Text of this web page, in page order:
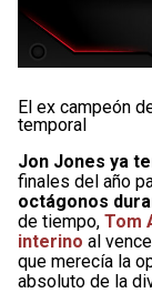
El ex campeón
temporal
Jon Jones ya
finales del año
octágonos
de tiempo, Tom
interino al
que merecía la
absoluto de la